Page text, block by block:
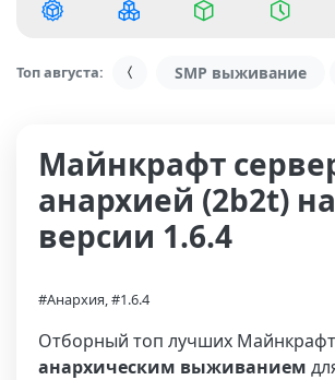
Топ августа: SMP выживание
Майнкрафт
анархией (2b2t) на
версии 1.6.4
#Анархия, #1.6.4
Отборный топ лучших
анархическим выживанием